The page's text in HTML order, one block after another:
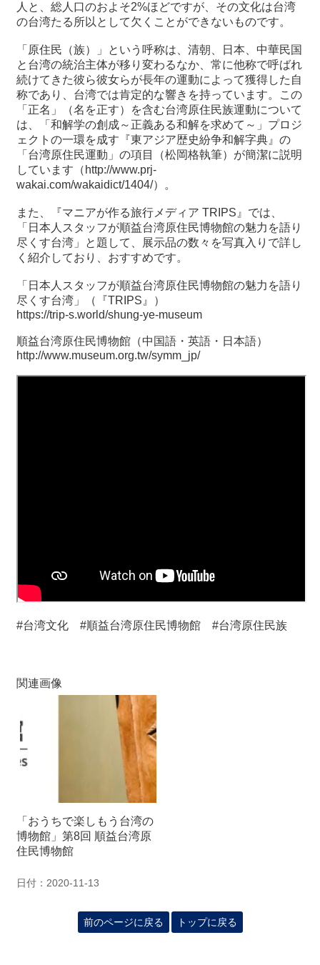
関
連
ク
ー
ム
サ
イ
マ
プ
人と、総人口のおよそ2%ほどですが、その文化は台湾
の台湾たる所以として欠くことができないものです。
「原住民（族）」という呼称は、清朝、日本、中華民国
と台湾の統治主体が移り変わるなか、常に他称で呼ばれ
続けてきた彼ら彼女らが長年の運動によって獲得した自
称であり、台湾では肯定的な響きを持っています。この
「正名」（名を正す）を含む台湾原住民族運動について
は、「和解学の創成～正義ある和解を求めて～」プロジ
ェクトの一環を成す『東アジア歴史紛争和解字典』の
「台湾原住民運動」の項目（松岡格執筆）が簡潔に説明
しています（http://www.prj-
wakai.com/wakaidict/1404/）。
また、『マニアが作る旅行メディア TRIPS』では、
「日本人スタッフが順益台湾原住民博物館の魅力を語り
尽くす台湾」と題して、展示品の数々を写真入りで詳し
く紹介しており、おすすめです。
「日本人スタッフが順益台湾原住民博物館の魅力を語り
尽くす台湾」（『TRIPS』）
https://trip-s.world/shung-ye-museum
順益台湾原住民博物館（中国語・英語・日本語）
http://www.museum.org.tw/symm_jp/
#台湾文化 #順益台湾原住民博物館 #台湾原住民族
関連画像
「おうちで楽しもう台湾の
博物館」第8回 順益台湾原
住民博物館
日付：2020-11-13
前のページに戻る トップに戻る